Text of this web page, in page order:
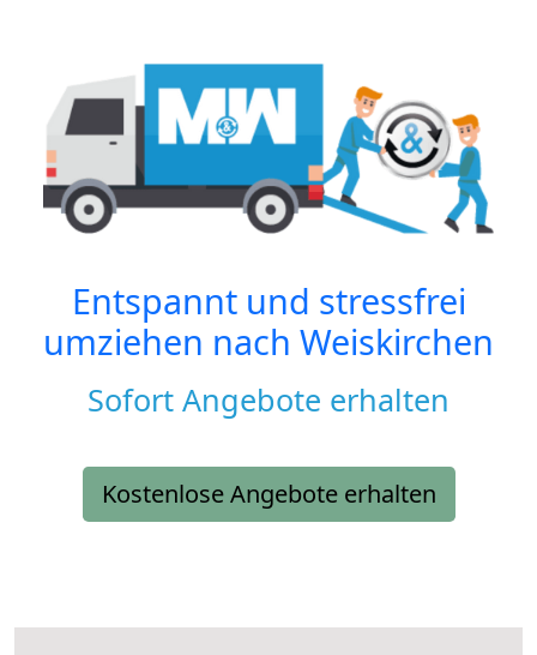
Entspannt und stressfrei
umziehen nach Weiskirchen
Sofort Angebote erhalten
Kostenlose Angebote erhalten